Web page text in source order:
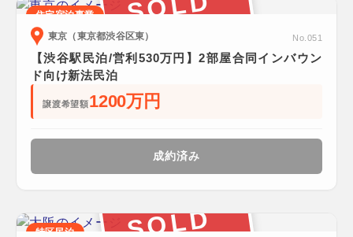
住宅宿泊事業
東京（東京都渋谷区東）
No.051
【渋谷駅民泊/営利530万円】2部屋合同インバウン
ド向け新法民泊
譲渡希望額1200万円
成約済み
SOLD
特区民泊